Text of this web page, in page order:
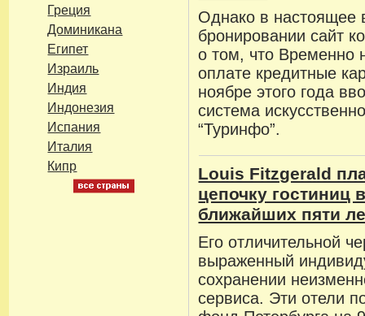
Греция
Доминикана
Египет
Израиль
Индия
Индонезия
Испания
Италия
Кипр
Однако в настоящее
бронировании сайт
о том, что Временно
оплате кредитные
ноябре этого года
система
“Туринфо”.
Louis Fitzgerald
цепочку гостиниц
ближайших пяти
Его отличительной
выраженный
сохранении
сервиса. Эти отели